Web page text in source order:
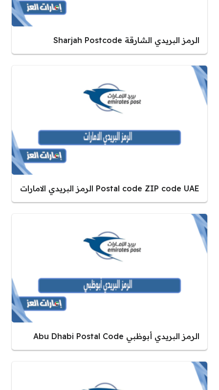
الرمز البريدي الشارقة Sharjah Postcode
Postal code ZIP code UAE الرمز البريدي الامارات
الرمز البريدي أبوظبي Abu Dhabi Postal Code